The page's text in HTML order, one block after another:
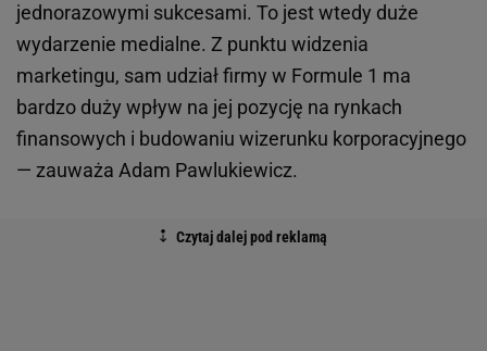
jednorazowymi sukcesami. To jest wtedy duże
wydarzenie medialne. Z punktu widzenia
marketingu, sam udział firmy w Formule 1 ma
bardzo duży wpływ na jej pozycję na rynkach
finansowych i budowaniu wizerunku korporacyjnego
— zauważa Adam Pawlukiewicz.